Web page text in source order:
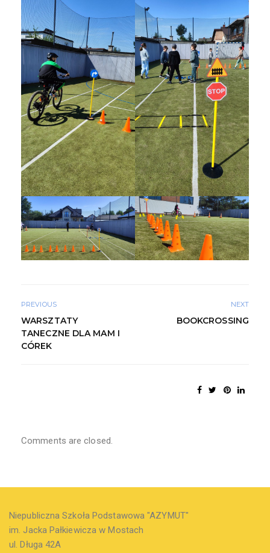
PREVIOUS
WARSZTATY
TANECZNE DLA MAM I
CÓREK
NEXT
BOOKCROSSING
Comments are closed.
Niepubliczna Szkoła Podstawowa "AZYMUT"
im. Jacka Pałkiewicza w Mostach
ul. Długa 42A